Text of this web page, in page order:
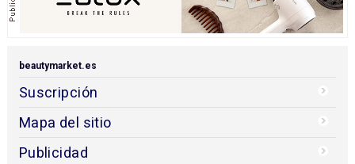
beautymarket.es
Suscripción
Mapa del sitio
Publicidad